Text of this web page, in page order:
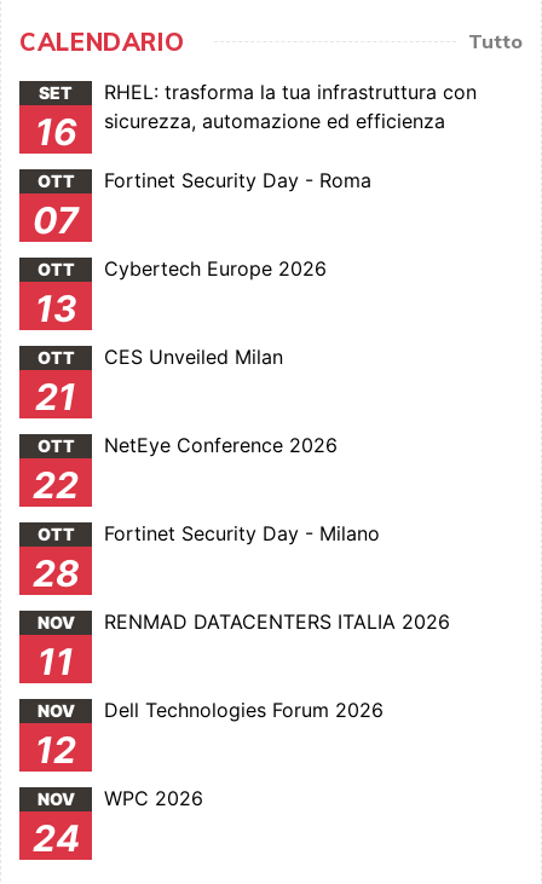
CALENDARIO Tutto
SET
16
RHEL: trasforma la tua infrastruttura con
sicurezza, automazione ed efficienza
OTT
07
Fortinet Security Day - Roma
OTT
13
Cybertech Europe 2026
OTT
21
CES Unveiled Milan
OTT
22
NetEye Conference 2026
OTT
28
Fortinet Security Day - Milano
NOV
11
RENMAD DATACENTERS ITALIA 2026
NOV
12
Dell Technologies Forum 2026
NOV
24
WPC 2026